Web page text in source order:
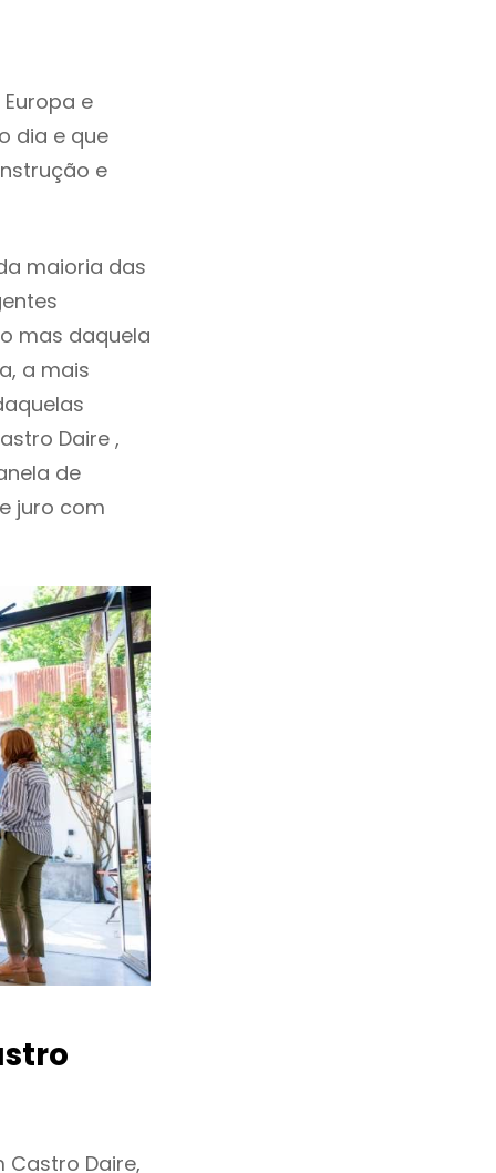
e
dia e que
e
maioria das
mas daquela
a mais
Daire ,
de
juro com
Castro Daire,